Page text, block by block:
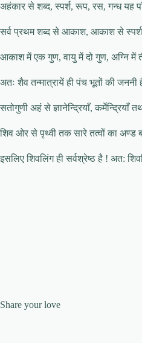
अहंकार से शब्द, स्पर्श, रूप, रस, गन्ध यह
सर्व प्रथम शब्द से आकाश, आकाश से
आकाश में एक गुण, वायु में दो गुण, अग्नि में
अतः शैव तन्मात्रायें ही पंच भूतों की जननी
सतोगुणी अहं से ज्ञानेन्द्रियाँ, कर्मेन्द्रियाँ
शिव ओर से पृथ्वी तक सारे तत्वों का
इसलिए शिवलिंग ही सर्वश्रेष्ठ है ! अत:
Share your love